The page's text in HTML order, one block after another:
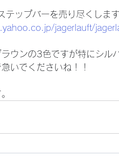
テップバーを売り尽くします
jagerlauft/
ウンの3色ですが特にシル
いでくださいね！！